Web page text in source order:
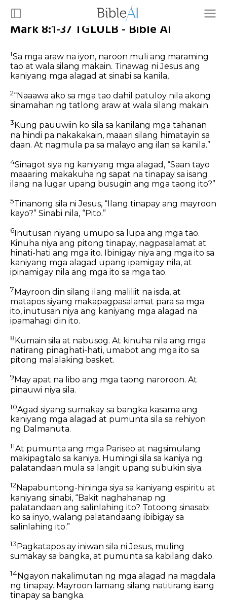
Mark 8:1-37 TGLULB - Bible AI
1Sa mga araw na iyon, naroon muli ang maraming
tao at wala silang makain. Tinawag ni Jesus ang
kaniyang mga alagad at sinabi sa kanila,
2“Naaawa ako sa mga tao dahil patuloy nila akong
sinamahan ng tatlong araw at wala silang makain.
3 Kung pauuwiin ko sila sa kanilang mga tahanan
na hindi pa nakakakain, maaari silang himatayin sa
daan. At nagmula pa sa malayo ang ilan sa kanila.”
4Sinagot siya ng kaniyang mga alagad, “Saan tayo
maaaring makakuha ng sapat na tinapay sa isang
ilang na lugar upang busugin ang mga taong ito?”
5Tinanong sila ni Jesus, “Ilang tinapay ang mayroon
kayo?” Sinabi nila, “Pito.”
6 Inutusan niyang umupo sa lupa ang mga tao.
Kinuha niya ang pitong tinapay, nagpasalamat at
hinati-hati ang mga ito. Ibinigay niya ang mga ito sa
kaniyang mga alagad upang ipamigay nila, at
ipinamigay nila ang mga ito sa mga tao.
7Mayroon din silang ilang maliliit na isda, at
matapos siyang makapagpasalamat para sa mga
ito, inutusan niya ang kaniyang mga alagad na
ipamahagi din ito.
8 Kumain sila at nabusog. At kinuha nila ang mga
natirang pinaghati-hati, umabot ang mga ito sa
pitong malalaking basket.
9 May apat na libo ang mga taong naroroon. At
pinauwi niya sila.
10Agad siyang sumakay sa bangka kasama ang
kaniyang mga alagad at pumunta sila sa rehiyon
ng Dalmanuta.
11At pumunta ang mga Pariseo at nagsimulang
makipagtalo sa kaniya. Humingi sila sa kaniya ng
palatandaan mula sa langit upang subukin siya.
12Napabuntong-hininga siya sa kaniyang espiritu at
kaniyang sinabi, “Bakit naghahanap ng
palatandaan ang salinlahing ito? Totoong sinasabi
ko sa inyo, walang palatandaang ibibigay sa
salinlahing ito.”
13Pagkatapos ay iniwan sila ni Jesus, muling
sumakay sa bangka, at pumunta sa kabilang dako.
14Ngayon nakalimutan ng mga alagad na magdala
ng tinapay. Mayroon lamang silang natitirang isang
tinapay sa bangka.